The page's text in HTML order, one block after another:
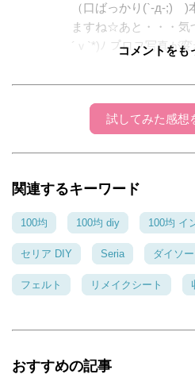
（口ばっかり(`-д-;)ゞ
ますね☆あと・・・気
´ｖ`*)ﾉ プロフ写真が
からきっと叱られる
たくて、又コメントし
ﾌﾟまた遊びにきます
心地いい我が家
2016年06月29日
まるちゃん！ いつ
ガトウ ヽ(^^*)ﾅﾊ い
やってみたー。 で
コメントをも
試してみた感想
関連するキーワード
100均 100均 diy 100均 イ
セリア DIY Seria ダイソ
フェルト リメイクシート
おすすめの記事